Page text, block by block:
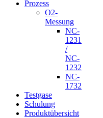
Prozess
O2-
Messung
NC-
1231
/
NC-
1232
NC-
1732
Testgase
Schulung
Produktübersicht